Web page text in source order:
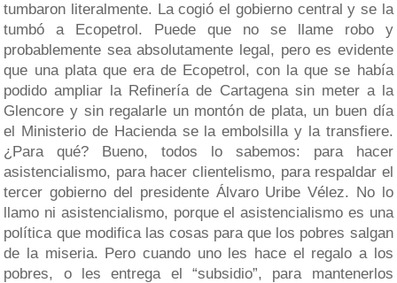
tumbaron literalmente. La cogió el gobierno central y se la
tumbó a Ecopetrol. Puede que no se llame robo y
probablemente sea absolutamente legal, pero es evidente
que una plata que era de Ecopetrol, con la que se había
podido ampliar la Refinería de Cartagena sin meter a la
Glencore y sin regalarle un montón de plata, un buen día
el Ministerio de Hacienda se la embolsilla y la transfiere.
¿Para qué? Bueno, todos lo sabemos: para hacer
asistencialismo, para hacer clientelismo, para respaldar el
tercer gobierno del presidente Álvaro Uribe Vélez. No lo
llamo ni asistencialismo, porque el asistencialismo es una
política que modifica las cosas para que los pobres salgan
de la miseria. Pero cuando uno les hace el regalo a los
pobres, o les entrega el “subsidio”, para mantenerlos